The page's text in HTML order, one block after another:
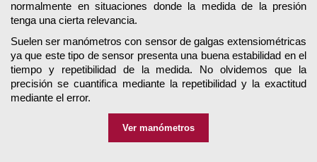
normalmente en situaciones donde la medida de la presión
tenga una cierta relevancia.
Suelen ser manómetros con sensor de galgas extensiométricas
ya que este tipo de sensor presenta una buena estabilidad en el
tiempo y repetibilidad de la medida. No olvidemos que la
precisión se cuantifica mediante la repetibilidad y la exactitud
mediante el error.
Ver manómetros